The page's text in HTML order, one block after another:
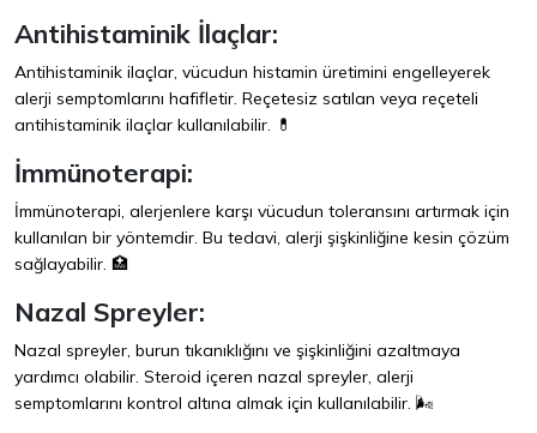
Antihistaminik İlaçlar:
Antihistaminik ilaçlar, vücudun histamin üretimini engelleyerek
alerji semptomlarını hafifletir. Reçetesiz satılan veya reçeteli
antihistaminik ilaçlar kullanılabilir. 💊
İmmünoterapi:
İmmünoterapi, alerjenlere karşı vücudun toleransını artırmak için
kullanılan bir yöntemdir. Bu tedavi, alerji şişkinliğine kesin çözüm
sağlayabilir. 🏥
Nazal Spreyler:
Nazal spreyler, burun tıkanıklığını ve şişkinliğini azaltmaya
yardımcı olabilir. Steroid içeren nazal spreyler, alerji
semptomlarını kontrol altına almak için kullanılabilir. 🌬️